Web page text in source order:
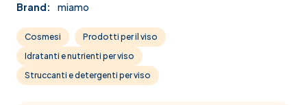
Brand:
miamo
Cosmesi
Prodotti per il viso
Idratanti e nutrienti per viso
Struccanti e detergenti per viso